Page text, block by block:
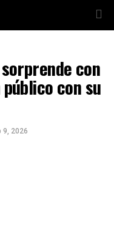
con
con su
9, 2026